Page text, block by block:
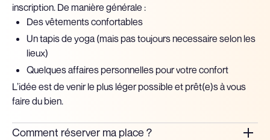
inscription. De manière générale :
Des vêtements confortables
Un tapis de yoga (mais pas toujours necessaire selon les
lieux)
Quelques affaires personnelles pour votre confort
L’idée est de venir le plus léger possible et prêt(e)s à vous
faire du bien.
Comment réserver ma place ?